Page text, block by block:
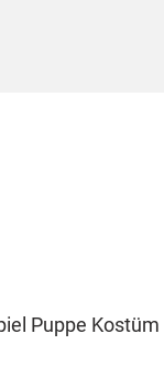
Puppe